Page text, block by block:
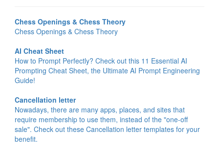
Chess Openings & Chess Theory
Chess Openings & Chess Theory
AI Cheat Sheet
How to Prompt Perfectly? Check out this 11 Essential AI
Prompting Cheat Sheet, the Ultimate AI Prompt Engineering
Guide!
Cancellation letter
Nowadays, there are many apps, places, and sites that
require membership to use them, instead of the "one-off
sale". Check out these Cancellation letter templates for your
benefit.